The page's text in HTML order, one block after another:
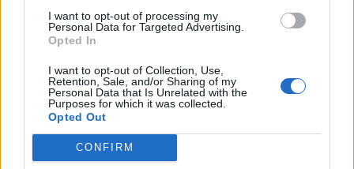
I want to opt-out of processing my
Personal Data for Targeted Advertising.
Opted In
I want to opt-out of Collection, Use,
Retention, Sale, and/or Sharing of my
Personal Data that Is Unrelated with the
Purposes for which it was collected.
Opted Out
CONFIRM
Kötéslisták: BÉT elmúlt 2 év napon belüli
kötéslistái
Előfizetés
MÁR ELŐFIZETŐNK VAGY?